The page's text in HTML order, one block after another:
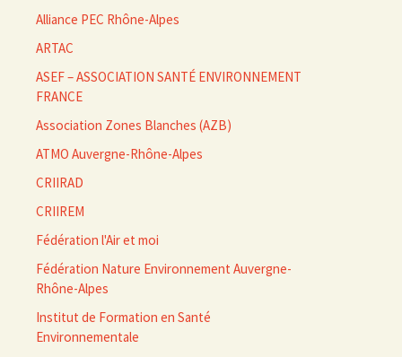
Alliance PEC Rhône-Alpes
ARTAC
ASEF – ASSOCIATION SANTÉ ENVIRONNEMENT
FRANCE
Association Zones Blanches (AZB)
ATMO Auvergne-Rhône-Alpes
CRIIRAD
CRIIREM
Fédération l'Air et moi
Fédération Nature Environnement Auvergne-
Rhône-Alpes
Institut de Formation en Santé
Environnementale